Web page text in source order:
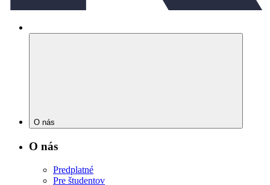
O nás
O nás
Predplatné
Pre študentov